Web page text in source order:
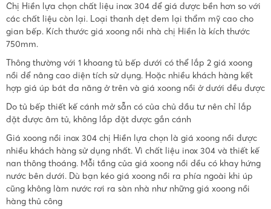
Chị Hiền lựa chọn chất liệu inox 304 để giá được bền hơn so với
các chất liệu còn lại. Loại thanh dẹt đem lại thẩm mỹ cao cho
gian bếp. Kích thước giá xoong nồi nhà chị Hiền là kích thước
750mm.
Thông thường với 1 khoang tủ bếp dưới có thể lắp 2 giá xoong
nồi để nâng cao diện tích sử dụng. Hoặc nhiều khách hàng kết
hợp giá úp bát đa năng ở trên và giá xoong nồi ở dưới đều được
Do tủ bếp thiết kế cánh mở sẵn có của chủ đầu tư nên chỉ lắp
đặt được âm tủ, không lắp đặt được gắn cánh
Giá xoong nồi inox 304 chị Hiền lựa chọn là giá xoong nồi được
nhiều khách hàng sử dụng nhất. Vì chất liệu inox 304 và thiết kế
nan thông thoáng. Mỗi tầng của giá xoong nồi đều có khay hứng
nước bên dưới. Dù bạn kéo giá xoong nồi ra phía ngoài khi úp
cũng không làm nước rơi ra sàn nhà như những giá xoong nồi
hàng thủ công